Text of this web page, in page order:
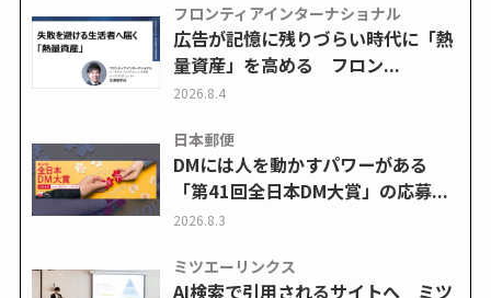
フロンティアインターナショナル
広告が記憶に残りづらい時代に「熱
量資産」を高める フロン...
2026.8.4
日本郵便
DMには人を動かすパワーがある
「第41回全日本DM大賞」の応募...
2026.8.3
ミツエーリンクス
AI検索で引用されるサイトへ ミツ